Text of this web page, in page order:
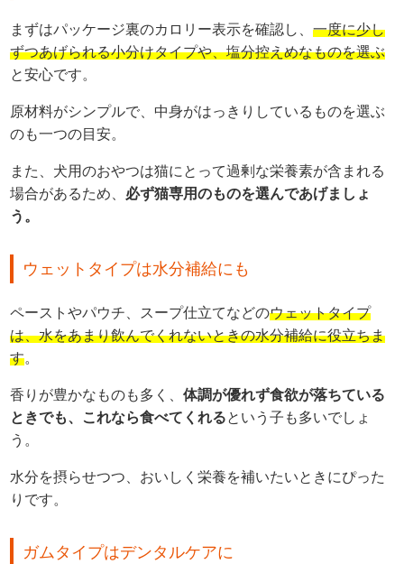
まずはパッケージ裏のカロリー表示を確認し、一度に少し
ずつあげられる小分けタイプや、塩分控えめなものを選ぶ
と安心です。
原材料がシンプルで、中身がはっきりしているものを選ぶ
のも一つの目安。
また、犬用のおやつは猫にとって過剰な栄養素が含まれる
場合があるため、 必ず猫専用のものを選んであげましょ
う。
ウェットタイプは水分補給にも
ペーストやパウチ、スープ仕立てなどのウェットタイプ
は、水をあまり飲んでくれないときの水分補給に役立ちま
す。
香りが豊かなものも多く、体調が優れず食欲が落ちている
ときでも、これなら食べてくれるという子も多いでしょ
う。
水分を摂らせつつ、おいしく栄養を補いたいときにぴった
りです。
ガムタイプはデンタルケアに